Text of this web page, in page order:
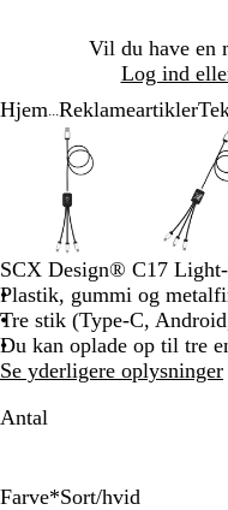
Vil du have en
Log ind
1
Hjem Reklameartikler
Zoombart
billede
Zoomet
til
minimum
Klik
for
at
udvide
Brug
tasterne
plus
og
minus
til
at
zoome
og
piletasterne
til
tilfor
at
og
til
at
til
SCX Design® C17
Plastik, gummi og
Tre stik (Type-C,
Du kan oplade op til tre
Se yderligere oplysninger
Antal
Farve*Sort/hvid